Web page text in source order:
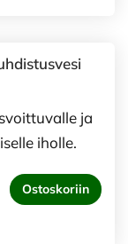
ja
iholle.
Ostoskoriin